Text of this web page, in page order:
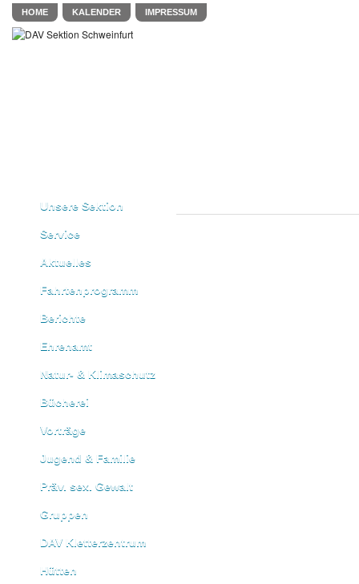
HOME KALENDER IMPRESSUM
Unsere Sektion
Service
Aktuelles
Fahrtenprogramm
Berichte
Ehrenamt
Natur- & Klimaschutz
Bücherei
Vorträge
Jugend & Familie
Präv. sex. Gewalt
Gruppen
DAV Kletterzentrum
Hütten